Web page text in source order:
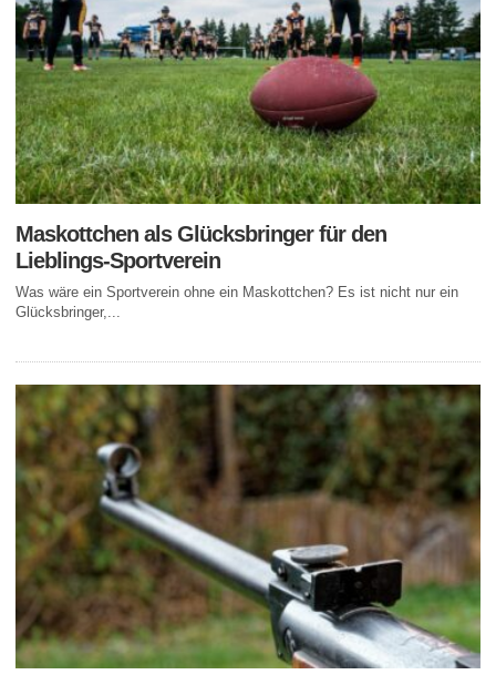
Maskottchen als Glücksbringer für den
Lieblings-Sportverein
Was wäre ein Sportverein ohne ein Maskottchen? Es ist nicht nur ein
Glücksbringer,...